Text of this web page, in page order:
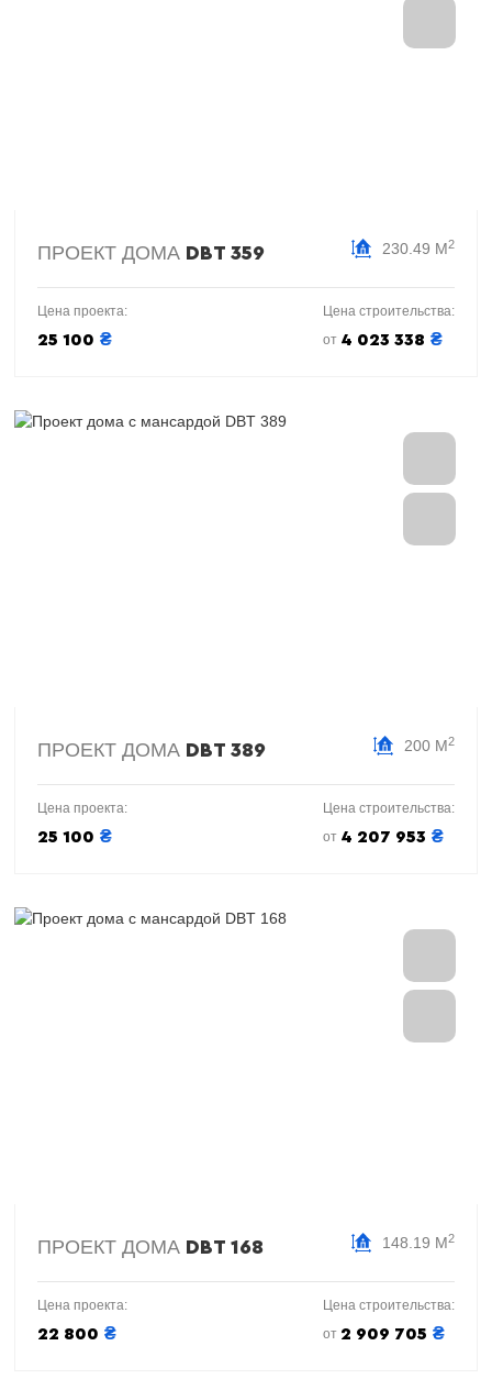
ПРОЕКТ ДОМА DBT 359 230.49 М2
Цена проекта:
25 100 ₴
Цена строительства:
от 4 023 338 ₴
ПРОЕКТ ДОМА DBT 389 200 М2
Цена проекта:
25 100 ₴
Цена строительства:
от 4 207 953 ₴
ПРОЕКТ ДОМА DBT 168 148.19 М2
Цена проекта:
22 800 ₴
Цена строительства:
от 2 909 705 ₴